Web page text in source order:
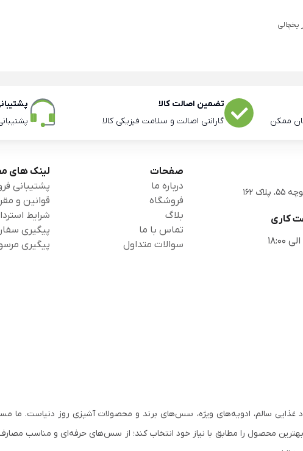
یخچالی
ممکن
تضمین اصالت کالا
گارانتی اصالت و سلامت فیزیکی کالا
پشتیبانی
پشتیبانی آنلاین 24
162
کاری
صفحات
درباره ما
فروشگاه
بلاگ
تماس با ما
سوالات متداول
لینک های
پشتیبانی
قوانین و
شرایط
پیگیری
پیگیری
سالم، ادویه‌های ویژه، سس‌های برند و محصولات آشپزی روز دنیاست. ما
محصول را مطابق با نیاز خود انتخاب کند؛ از سس‌های حرفه‌ای و مناسب مصارف